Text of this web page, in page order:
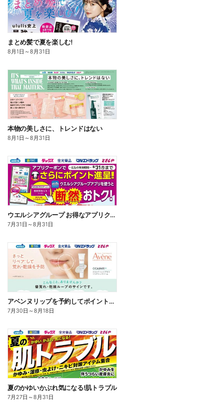
まとめ髪で夏を楽しむ!
8月1日 ～8月31日
本物の美しさに、トレンドはない
8月1日 ～8月31日
ウエルシアグループ お得なアプリクーポン
7月31日 ～8月31日
アベンヌリップを予約してポイントゲット!
7月30日 ～8月18日
夏のかゆいかぶれ気になる!肌トラブル
7月27日 ～8月31日